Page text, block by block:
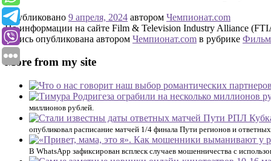
Опубликовано 9 апреля, 2024 автором Чемпионат.com
По информации на сайте Film & Television Industry Alliance
Запись опубликована автором Чемпионат.com в рубрике
More from my site
миллионов рублей.
опубликовал расписание матчей 1/4 финала Пути регионов и
В WhatsApp зафиксирован всплеск случаев мошенничества с